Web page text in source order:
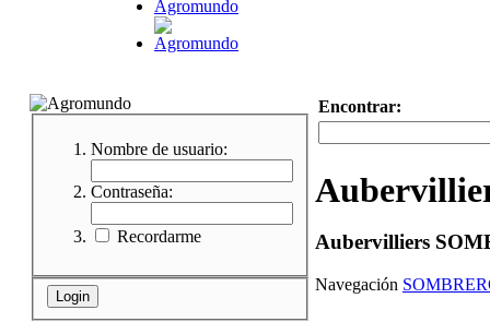
Nombre de usuario:
Contraseña:
Recordarme
Encontrar:
Aubervilliers
Navegación